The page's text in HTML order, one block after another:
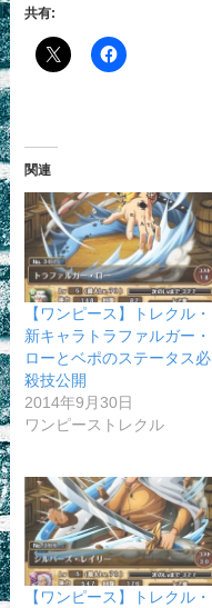
共有:
関連
【ワンピース】トレクル・
新キャラトラファルガー・
ローとベポのステータス必
殺技公開
2014年9月30日
ワンピーストレクル
【ワンピース】トレクル・